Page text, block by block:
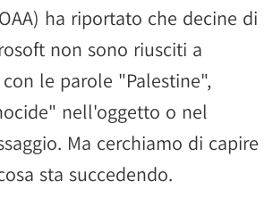
ha riportato che decine di
non sono riusciti a
le parole "Palestine",
nell'oggetto o nel
Ma cerchiamo di capire
sta succedendo.